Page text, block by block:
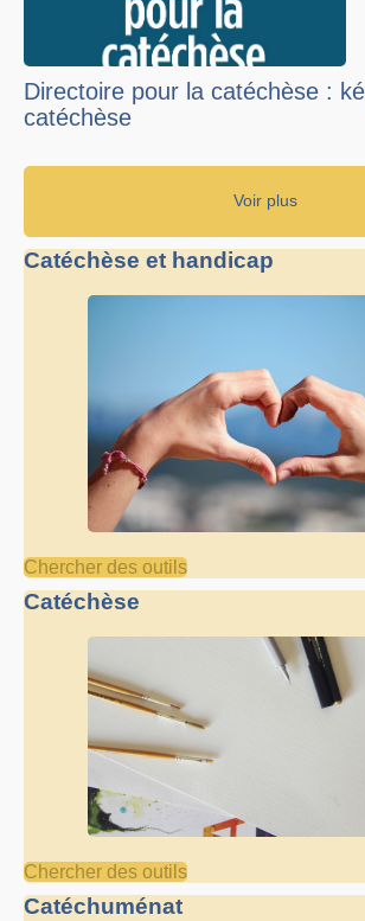
Directoire pour la catéchèse :
catéchèse
Voir plus
Catéchèse et handicap
Chercher des outils
Catéchèse
Chercher des outils
Catéchuménat